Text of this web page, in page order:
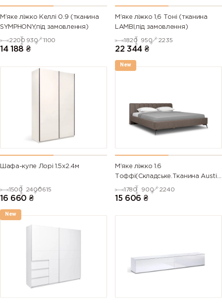
М’яке ліжко Келлі 0.9 (тканина
SYMPHONY,під замовлення)
2200 930 1100
14 188 ₴
М’яке ліжко 1,6 Тоні (тканина
LAMBI,під замовлення)
1820 950 2235
22 344 ₴
Шафа-купе Лорі 1.5х2.4м
1500 2400615
16 660 ₴
New
М’яке ліжко 1.6
Тоффі(Складське.Тканина Austin
1780 900 2240
15 606 ₴
New